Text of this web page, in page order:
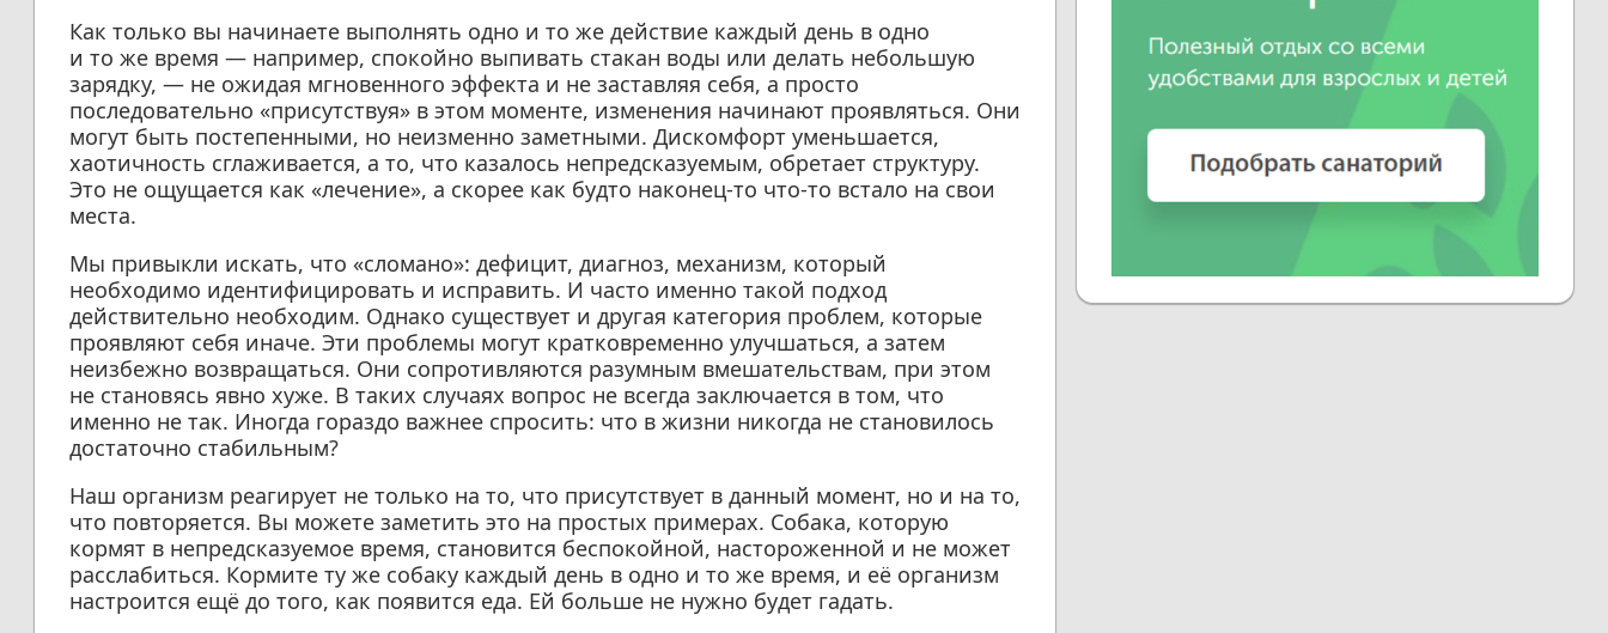
Как только вы начинаете выполнять одно и то же действие каждый день в одно
и то же время — например, спокойно выпивать стакан воды или делать небольшую
зарядку, — не ожидая мгновенного эффекта и не заставляя себя, а просто
последовательно «присутствуя» в этом моменте, изменения начинают проявляться. Они
могут быть постепенными, но неизменно заметными. Дискомфорт уменьшается,
хаотичность сглаживается, а то, что казалось непредсказуемым, обретает структуру.
Это не ощущается как «лечение», а скорее как будто наконец-то что-то встало на свои
места.
Мы привыкли искать, что «сломано»: дефицит, диагноз, механизм, который
необходимо идентифицировать и исправить. И часто именно такой подход
действительно необходим. Однако существует и другая категория проблем, которые
проявляют себя иначе. Эти проблемы могут кратковременно улучшаться, а затем
неизбежно возвращаться. Они сопротивляются разумным вмешательствам, при этом
не становясь явно хуже. В таких случаях вопрос не всегда заключается в том, что
именно не так. Иногда гораздо важнее спросить: что в жизни никогда не становилось
достаточно стабильным?
Наш организм реагирует не только на то, что присутствует в данный момент, но и на то,
что повторяется. Вы можете заметить это на простых примерах. Собака, которую
кормят в непредсказуемое время, становится беспокойной, настороженной и не может
расслабиться. Кормите ту же собаку каждый день в одно и то же время, и её организм
настроится ещё до того, как появится еда. Ей больше не нужно будет гадать.